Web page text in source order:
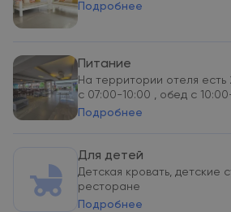
Подробнее
Питание
На территории отеля есть
с 07:00-10:00 , обед с
Подробнее
Для детей
Детская кровать, детские
ресторане
Подробнее